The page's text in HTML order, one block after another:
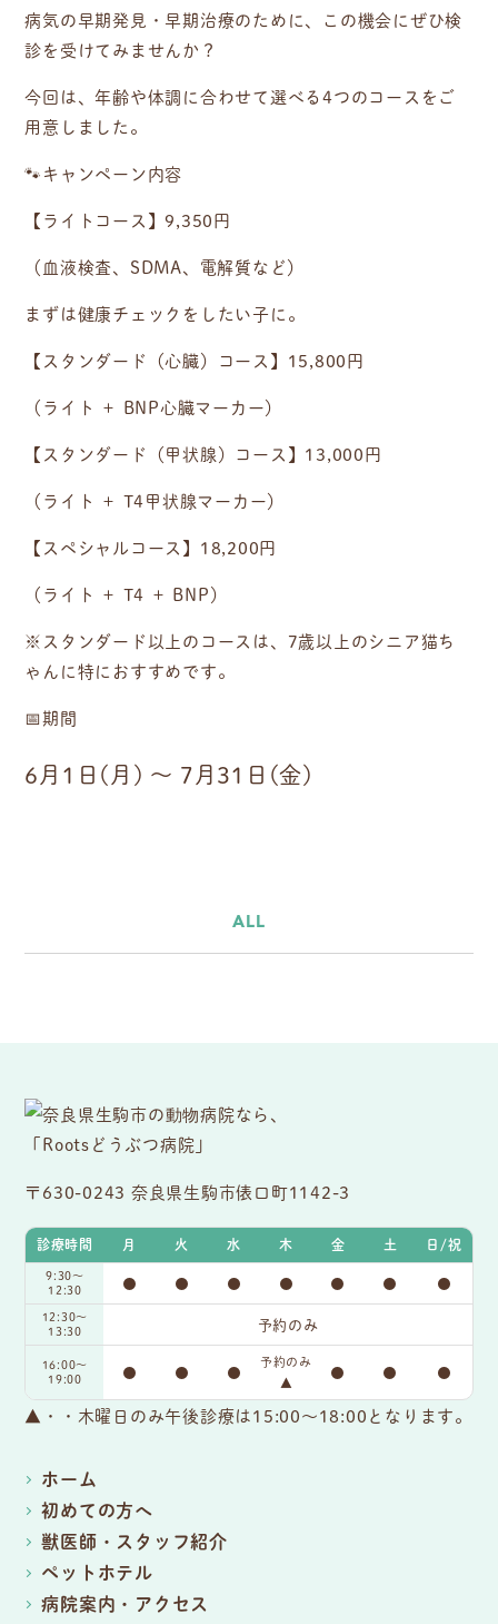
病気の早期発見・早期治療のために、この機会にぜひ検
診を受けてみませんか？
今回は、年齢や体調に合わせて選べる4つのコースをご
用意しました。
🐾キャンペーン内容
【ライトコース】9,350円
（血液検査、SDMA、電解質など）
まずは健康チェックをしたい子に。
【スタンダード（心臓）コース】 15,800円
（ライト ＋ BNP心臓マーカー）
【スタンダード（甲状腺）コース】 13,000円
（ライト ＋ T4甲状腺マーカー）
【スペシャルコース】 18,200円
（ライト ＋ T4 ＋ BNP）
※スタンダード以上のコースは、 7歳以上のシニア猫ち
ゃんに特におすすめです。
📅期間
6月 1 日 (月 ) ～ 7月31 日 (金)
ALL
〒630-0243 奈良県生駒市俵口町1142-3
診療時間 月 火 水 木 金 土 日/祝
9:30〜
12:30
● ● ● ● ● ● ●
12:30～
13:30
予約のみ
16:00〜
19:00
● ● ●
予約のみ
▲
● ● ●
▲・・木曜日のみ午後診療は15:00～18:00となります。
ホーム
初めての方へ
獣医師・スタッフ紹介
ペットホテル
病院案内・アクセス